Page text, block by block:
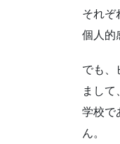
それぞ
個人的
でも、
まして
学校で
ん。